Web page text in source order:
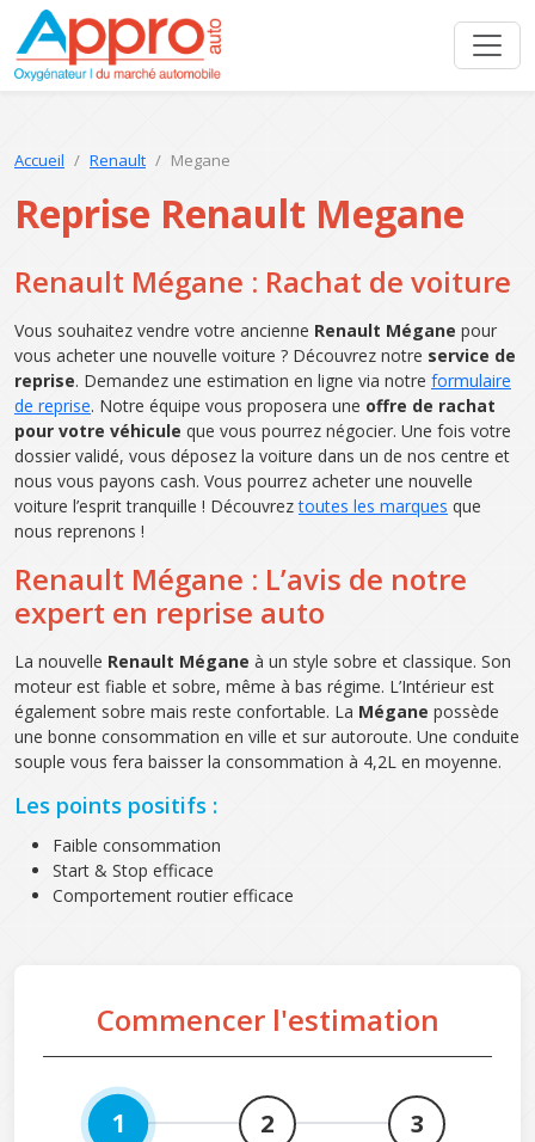
Accueil Renault Megane
Reprise Renault Megane
Renault Mégane : Rachat de voiture
Vous souhaitez vendre votre ancienne Renault Mégane pour
vous acheter une nouvelle voiture ? Découvrez notre service de
reprise. Demandez une estimation en ligne via notre formulaire
de reprise. Notre équipe vous proposera une offre de rachat
pour votre véhicule que vous pourrez négocier. Une fois votre
dossier validé, vous déposez la voiture dans un de nos centre et
nous vous payons cash. Vous pourrez acheter une nouvelle
voiture l’esprit tranquille ! Découvreztoutes les marques que
nous reprenons !
Renault Mégane : L’avis de notre
expert en reprise auto
La nouvelle Renault Mégane à un style sobre et classique. Son
moteur est fiable et sobre, même à bas régime. L’Intérieur est
également sobre mais reste confortable. La Mégane possède
une bonne consommation en ville et sur autoroute. Une conduite
souple vous fera baisser la consommation à 4,2L en moyenne.
Les points positifs :
Faible consommation
Start & Stop efficace
Comportement routier efficace
Commencer l'estimation
1 2 3